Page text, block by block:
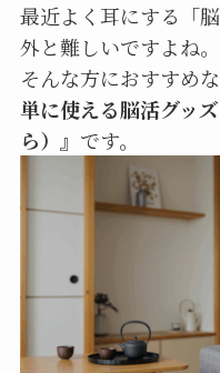
最近よく耳にする「
外と難しいですよね。
そんな方におすすめな
単に使える脳活グッ
ら）』 です。